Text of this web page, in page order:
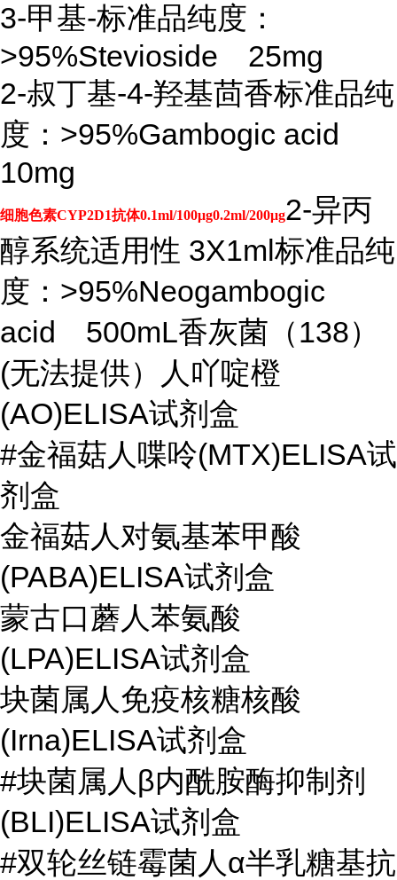
3-甲基-标准品纯度：
>95%Stevioside 25mg
2-叔丁基-4-羟基茴香标准品纯
度：>95%Gambogic acid
10mg
细胞色素CYP2D1抗体0.1ml/100μg0.2ml/200μg2-异丙
醇系统适用性 3X1ml标准品纯
度：>95%Neogambogic
acid 500mL香灰菌（138）
(无法提供）人吖啶橙
(AO)ELISA试剂盒
#金福菇人喋呤(MTX)ELISA试
剂盒
金福菇人对氨基苯甲酸
(PABA)ELISA试剂盒
蒙古口蘑人苯氨酸
(LPA)ELISA试剂盒
块菌属人免疫核糖核酸
(Irna)ELISA试剂盒
#块菌属人β内酰胺酶抑制剂
(BLI)ELISA试剂盒
#双轮丝链霉菌人α半乳糖基抗